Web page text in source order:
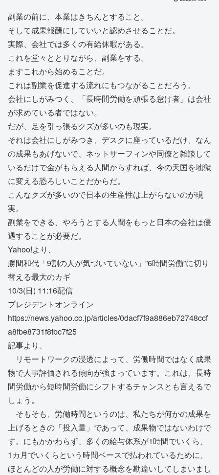
副業の前に、本業はきちんとすること。
そして成果報酬にしていいと認めさせることだ。
実際、会社では多くの有給休暇がある。
これを堂々ととりながら、副業をする。
ますこれから始めることだ。
これは副業を促進する流れにもつながることだろう。
会社にしがみつく、「長時間労働を頑張る怠け者」は会社
が求めている者ではない。
だが、足を引っ張るクズが多いのも現実。
それは会社にしがみつき、デスクに座っているだけ、なん
の成果もあげないで、ネットサーフィンや同僚と雑談して
いるだけで金がもらえる人間からすれば、今の天国を地獄
に変える恐ろしいことだからだ。
こんなクズが多いので日本の生産性は上がらないのが現
実。
副業をできる、やろうとする人間をもっと日本の会社は優
遇することが必要だ。
Yahoo!より、
勝間和代「9割の人が気づいていない」”6時間労働”に切り
替える最大のカギ
10/3(日) 11:16配信
プレジデントオンライン
https://news.yahoo.co.jp/articles/0dacf7f9a886eb72748ccf
a8fbe8731f8fbc7f25
記事より、
リモートワークの浸透によって、労働時間ではなく成果
物で人事評価される傾向が強まっています。これは、長時
間労働から短時間労働にシフトするチャンスとも言えるで
しょう。
そもそも、労働時間というのは、私たちが何かの成果を
上げるときの「投入量」であって、成果物ではないわけで
す。にもかかわらず、多くの給与体系が1時間でいくら、
1カ月でいくらという時間ベースで払われているために、
ほとんどの人が労働に対する概念を勘違いしてしまいまし